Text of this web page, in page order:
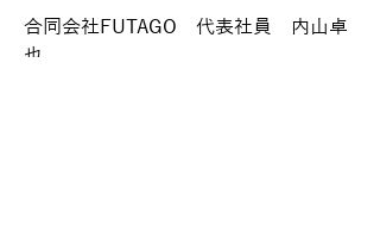
合同会社FUTAGO　代表社員　内山卓
也